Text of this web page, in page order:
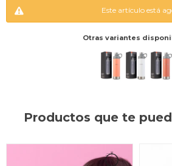
Este artículo está
Otras variantes
Productos que te